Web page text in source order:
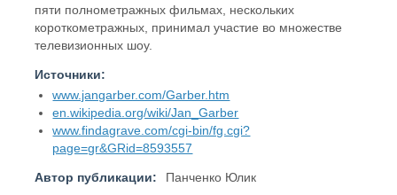
пяти полнометражных фильмах, нескольких
короткометражных, принимал участие во множестве
телевизионных шоу.
Источники:
www.jangarber.com/Garber.htm
en.wikipedia.org/wiki/Jan_Garber
www.findagrave.com/cgi-bin/fg.cgi?
page=gr&GRid=8593557
Автор публикации:
Панченко Юлик